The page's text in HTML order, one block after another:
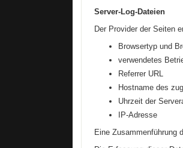
Server-Log-Dateien
Der Provider der Seiten
Browsertyp und
verwendetes
Referrer URL
Hostname des
Uhrzeit der
IP-Adresse
Eine Zusammenführung